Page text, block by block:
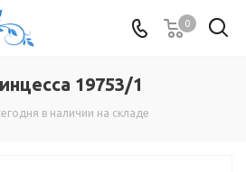
0
19753/1
в наличии на складе